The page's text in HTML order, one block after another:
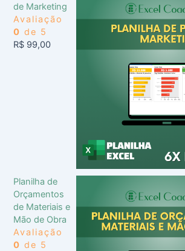
de Marketing
Avaliação
0 de 5
R$ 99,00
Planilha de
Orçamentos
de Materiais e
Mão de Obra
Avaliação
0 de 5